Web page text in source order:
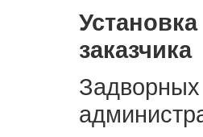
заказчика